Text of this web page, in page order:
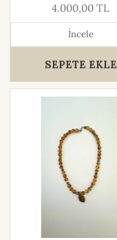
4.000,00 TL
İncele
SEPETE EKLE